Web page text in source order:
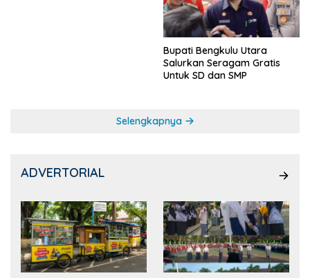
Bupati Bengkulu Utara
Salurkan Seragam Gratis
Untuk SD dan SMP
Selengkapnya
ADVERTORIAL